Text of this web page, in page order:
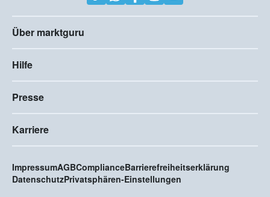
Über marktguru
Hilfe
Presse
Karriere
ImpressumAGBComplianceBarrierefreiheitserklärung
DatenschutzPrivatsphären-Einstellungen